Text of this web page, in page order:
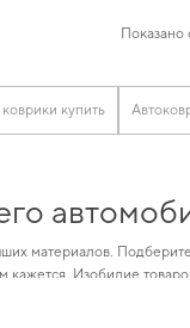
Показано
купить
материалов.
кажется. Изобилие